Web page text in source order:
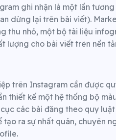
ghi nhận là một lần
dừng lại trên bài viết).
thu nhỏ, một bộ tài liệu
lượng cho bài viết trên nền
trên Instagram cần được
thiết kế một hệ thống bộ
các bài đăng theo quy
ra sự nhất quán, chuyên